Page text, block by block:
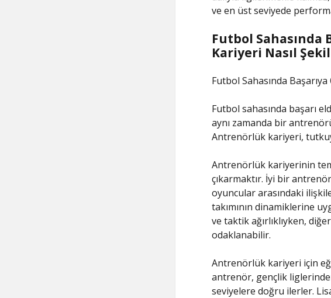
ve en üst seviyede
Futbol Sahasında
Kariyeri Nasıl
Futbol Sahasında
Futbol sahasında başarı
aynı zamanda bir
Antrenörlük kariyeri,
Antrenörlük kariyerinin
çıkarmaktır. İyi bir
oyuncular arasındaki
takımının dinamiklerine
ve taktik ağırlıklıyken,
odaklanabilir.
Antrenörlük kariyeri için
antrenör, gençlik
seviyelere doğru ilerler.